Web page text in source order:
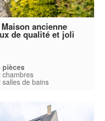
ancienne
de qualité et joli
pièces
chambres
salles de bains